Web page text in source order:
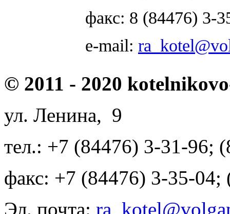
факс: 8 (84476) 3-
e-mail:
© 2011 - 2020
ул. Ленина, 9
тел.: +7 (84476) 3-31-96;
факс: +7 (84476) 3-35-04;
Эл. почта: